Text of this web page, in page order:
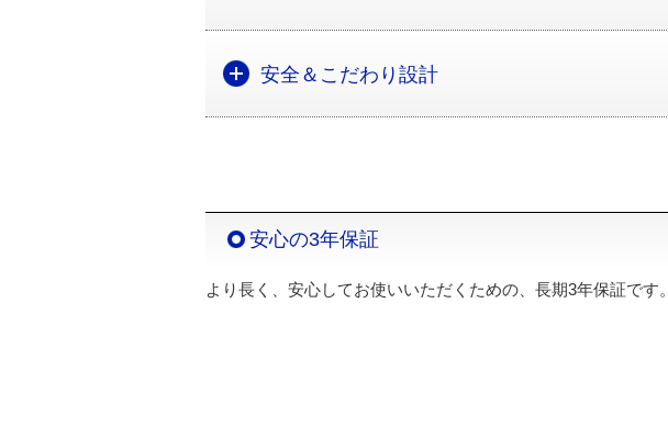
安全＆こだわり設計
安心の3年保証
より長く、安心してお使いいただくための、長期3年保証です。